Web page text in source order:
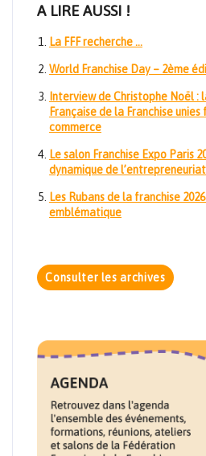
A LIRE AUSSI !
La FFF recherche …
World Franchise Day – 2ème
Interview de Christophe Noël :
Française de la Franchise
commerce
Le salon Franchise Expo Paris
dynamique de
Les Rubans de la franchise
emblématique
Consulter les archives